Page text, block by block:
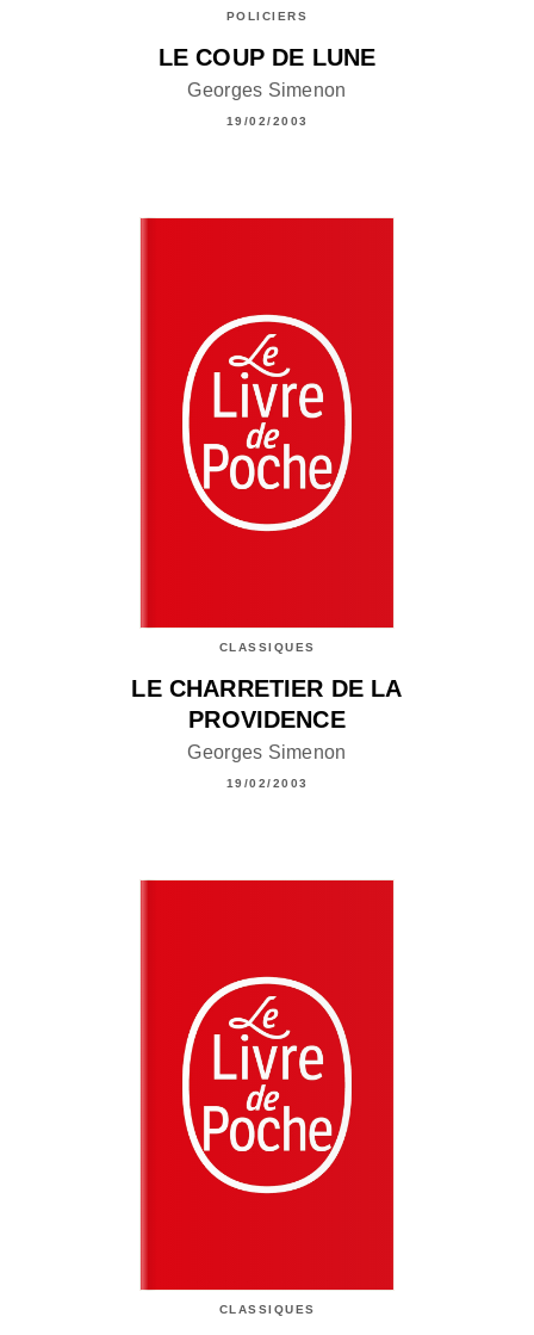
POLICIERS
LE COUP DE LUNE
Georges Simenon
19/02/2003
CLASSIQUES
LE CHARRETIER DE LA
PROVIDENCE
Georges Simenon
19/02/2003
CLASSIQUES